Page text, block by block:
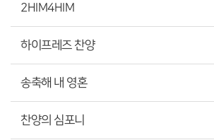
2HIM4HIM
하이프레즈 찬양
송축해 내 영혼
찬양의 심포니